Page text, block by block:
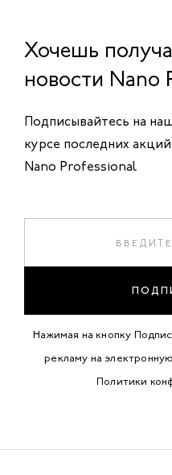
Хочешь
новости Nano
Подписывайтесь на
курсе последних
Nano Professional
Нажимая на кнопку
рекламу на
Политики